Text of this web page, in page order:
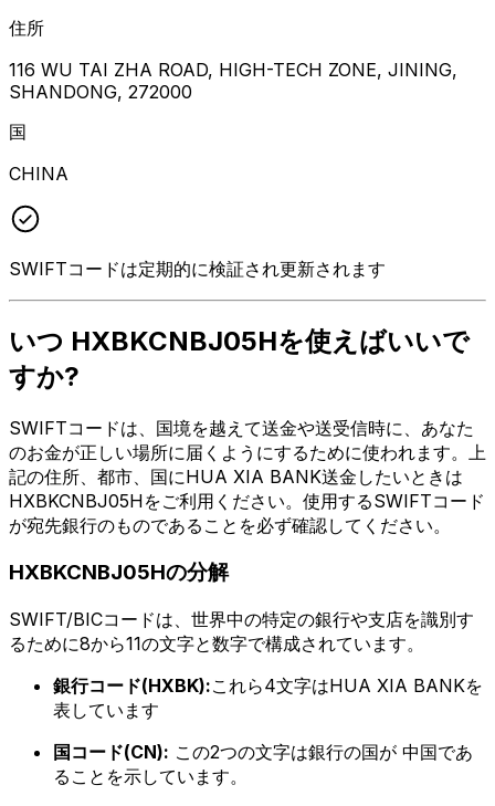
住所
116 WU TAI ZHA ROAD, HIGH-TECH ZONE, JINING,
SHANDONG, 272000
国
CHINA
SWIFTコードは定期的に検証され更新されます
いつ HXBKCNBJ05Hを使えばいいで
すか?
SWIFTコードは、国境を越えて送金や送受信時に、あなた
のお金が正しい場所に届くようにするために使われます。上
記の住所、都市、国にHUA XIA BANK送金したいときは
HXBKCNBJ05Hをご利用ください。使用するSWIFTコード
が宛先銀行のものであることを必ず確認してください。
HXBKCNBJ05Hの分解
SWIFT/BICコードは、世界中の特定の銀行や支店を識別す
るために8から11の文字と数字で構成されています。
銀行コード(HXBK):これら4文字はHUA XIA BANKを
表しています
国コード(CN): この2つの文字は銀行の国が 中国であ
ることを示しています。